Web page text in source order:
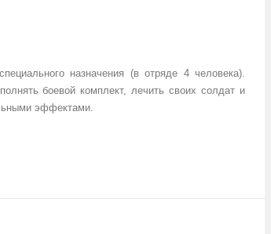
назначения (в отряде 4 человека).
боевой комплект, лечить своих солдат и
эффектами.